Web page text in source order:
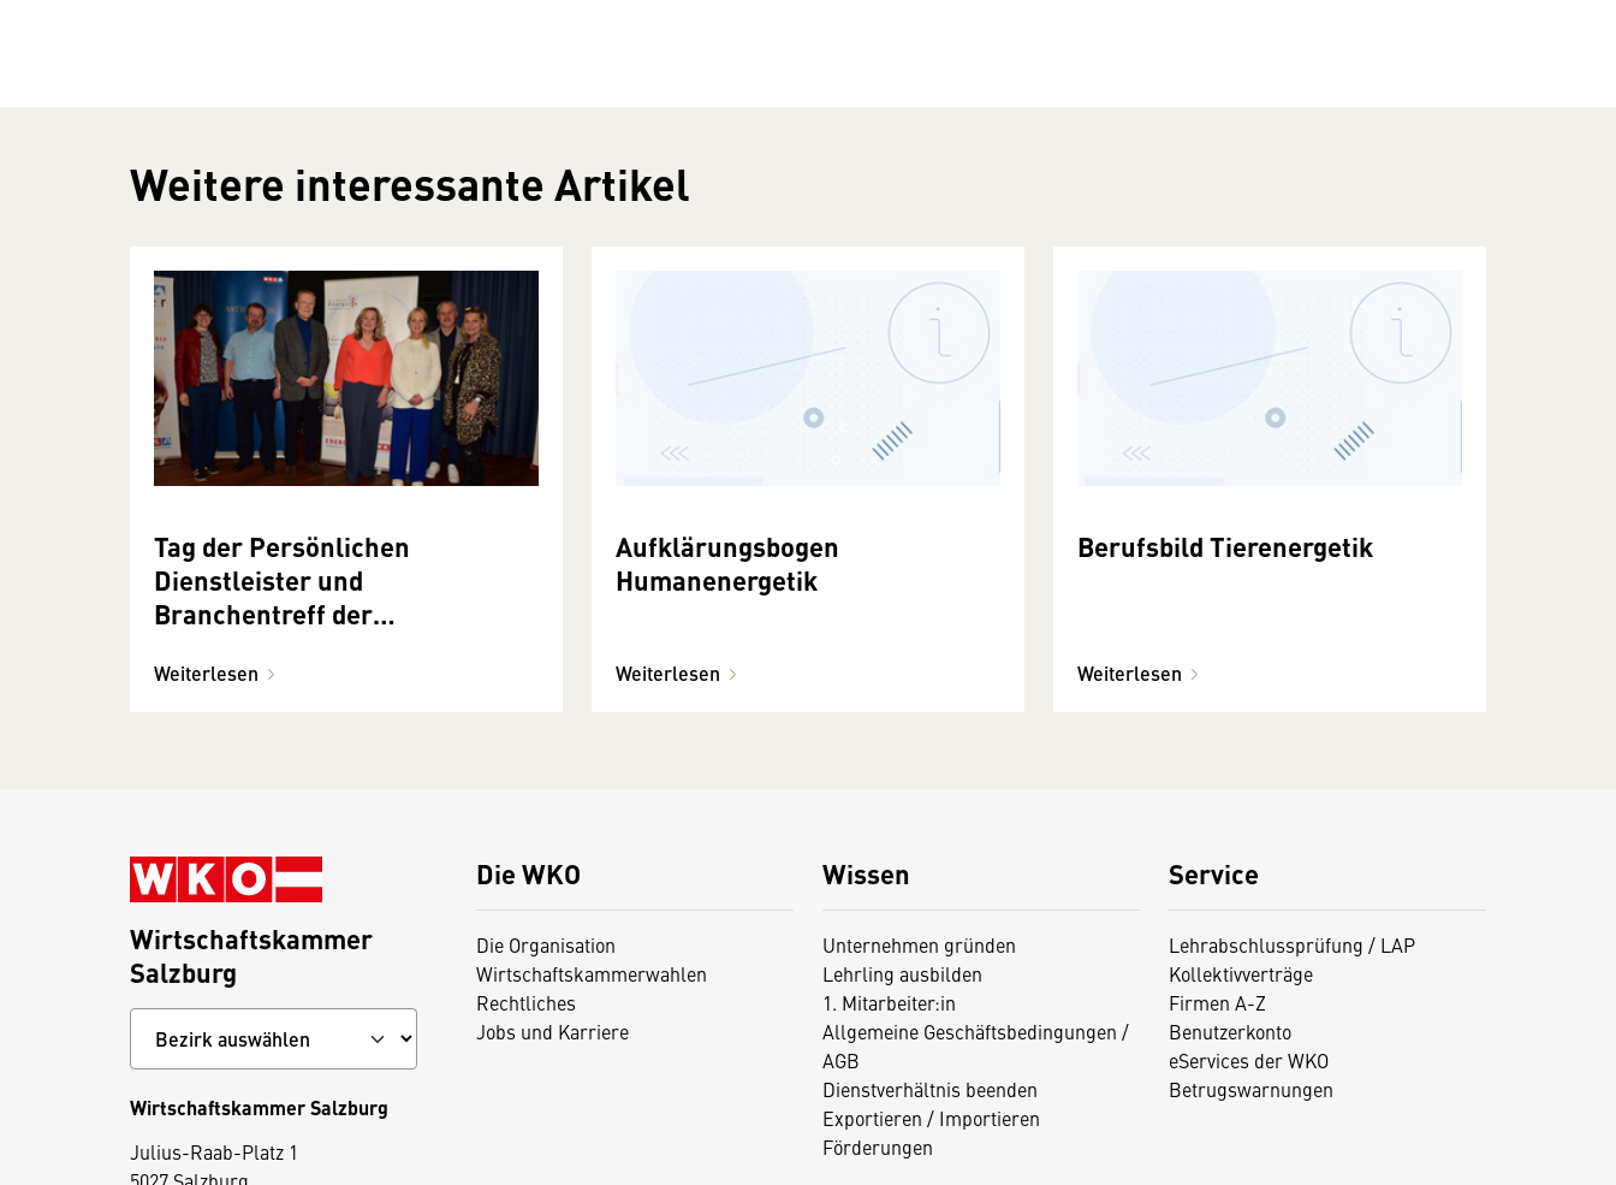
Weitere interessante Artikel
Tag der Persönlichen
Dienstleister und
Branchentreff der
und Raumenergetik
Weiterlesen
Aufklärungsbogen
Humanenergetik
Weiterlesen
Berufsbild Tierenergetik
Weiterlesen
Die WKO
Die Organisation
Wirtschaftskammerwahlen
Rechtliches
Jobs und Karriere
Wissen
Unternehmen gründen
Lehrling ausbilden
1. Mitarbeiter:in
Allgemeine Geschäftsbedingungen /
AGB
Dienstverhältnis beenden
Exportieren / Importieren
Förderungen
Service
Lehrabschlussprüfung / LAP
Kollektivverträge
Firmen A-Z
Benutzerkonto
eServices der WKO
Betrugswarnungen
Wirtschaftskammer
Salzburg
Wirtschaftskammer Salzburg
Julius-Raab-Platz 1